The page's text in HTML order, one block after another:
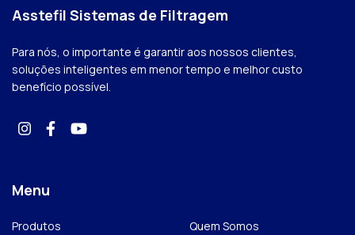
Asstefil Sistemas de Filtragem
Para nós, o importante é garantir aos nossos clientes,
soluções inteligentes em menor tempo e melhor custo
benefício possível.
Menu
Produtos Quem Somos